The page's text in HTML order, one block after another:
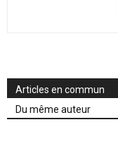
Articles en commun
Du même auteur